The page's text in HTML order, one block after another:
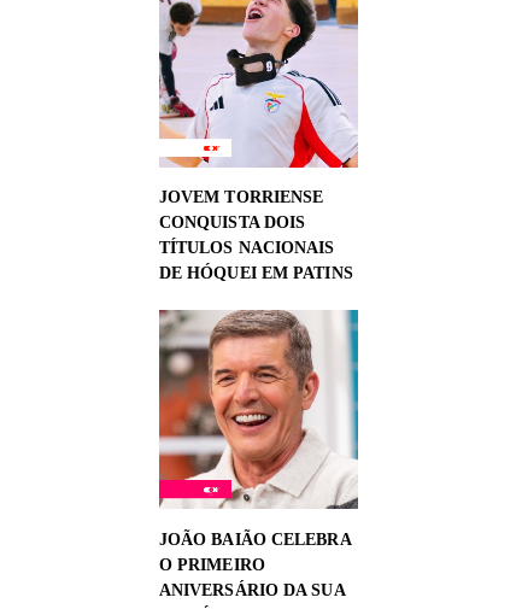
JOVEM TORRIENSE
CONQUISTA DOIS
TÍTULOS NACIONAIS
DE HÓQUEI EM PATINS
JOÃO BAIÃO CELEBRA
O PRIMEIRO
ANIVERSÁRIO DA SUA